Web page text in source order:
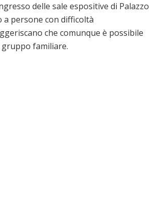
delle sale espositive di Palazzo
a persone con difficoltà
che comunque è possibile
familiare.